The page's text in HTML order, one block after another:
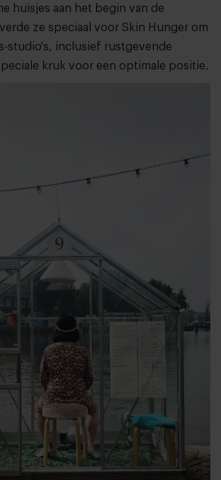
huisjes aan het begin van de
ze speciaal voor Skin Hunger om
studio's, inclusief rustgevende
kruk voor een optimale positie.